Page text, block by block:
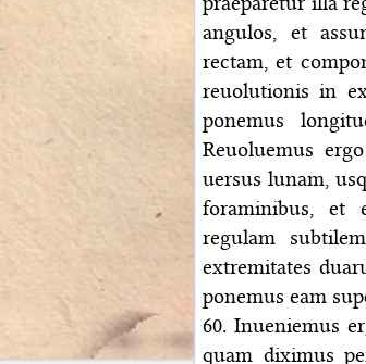
angulos, et
rectam, et
reuolutionis in
ponemus
Reuoluemus
uersus lunam,
foraminibus, et
regulam
extremitates
ponemus eam
60. Inueniemus
quam diximus